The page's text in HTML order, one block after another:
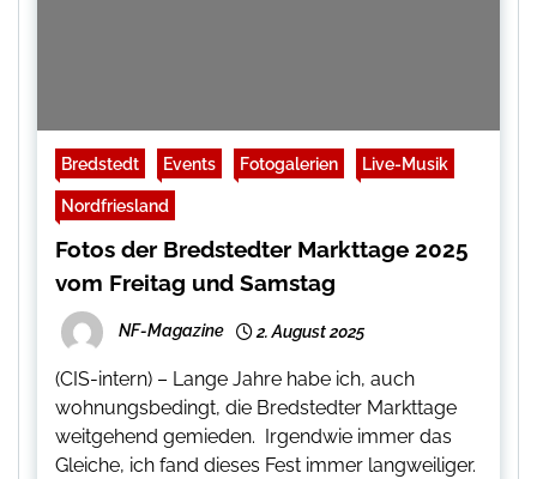
Bredstedt Events Fotogalerien Live-Musik
Nordfriesland
Fotos der Bredstedter Markttage 2025
vom Freitag und Samstag
NF-Magazine 2. August 2025
(CIS-intern) – Lange Jahre habe ich, auch
wohnungsbedingt, die Bredstedter Markttage
weitgehend gemieden. Irgendwie immer das
Gleiche, ich fand dieses Fest immer langweiliger.